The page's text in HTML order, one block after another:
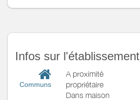
Infos sur l'établissement
Communs
A proximité
propriétaire
Dans maison